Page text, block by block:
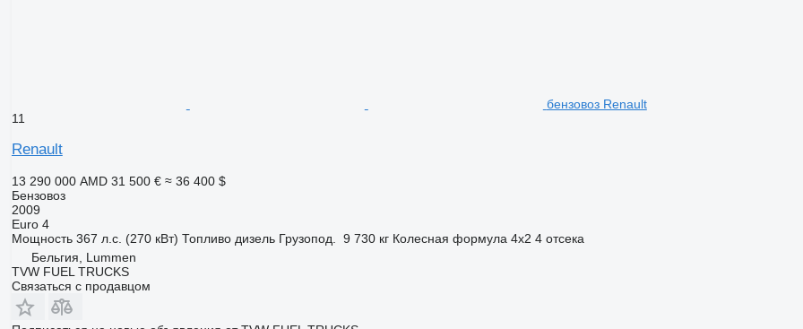
бензовоз Renault
11
Renault
13 290 000 AMD 31 500 € ≈ 36 400 $
Бензовоз
2009
Euro 4
Мощность 367 л.с. (270 кВт) Топливо дизель Грузопод. 9 730 кг Колесная формула 4x2 4 отсека
Бельгия, Lummen
TVW FUEL TRUCKS
Связаться с продавцом